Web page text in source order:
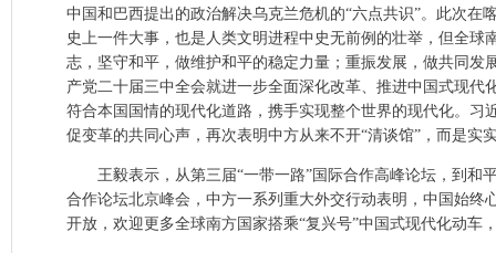
中国和巴西提出的政治解决乌克兰危机的“六点共识”。此次
史上一件大事，也是人类文明进程中史无前例的壮举，但全
志，坚守和平，做维护和平的稳定力量；重振发展，做共同
产党二十届三中全会就进一步全面深化改革、推进中国式现
符合本国国情的现代化道路，携手实现整个世界的现代化。
促变革的共同心声，再次表明中方从来不开“清谈馆”，而是实
王毅表示，从第三届“一带一路”国际合作高峰论坛，到
合作论坛北京峰会，中方一系列重大外交行动表明，中国始
开放，欢迎更多全球南方国家搭乘“复兴号”中国式现代化动